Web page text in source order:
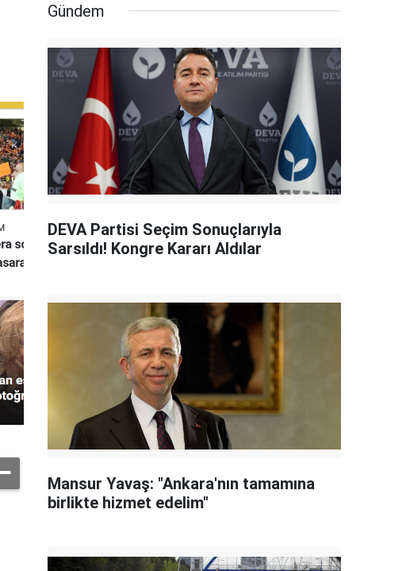
Gündem
DEVA Partisi Seçim Sonuçlarıyla
Sarsıldı! Kongre Kararı Aldılar
Mansur Yavaş: "Ankara'nın tamamına
birlikte hizmet edelim"